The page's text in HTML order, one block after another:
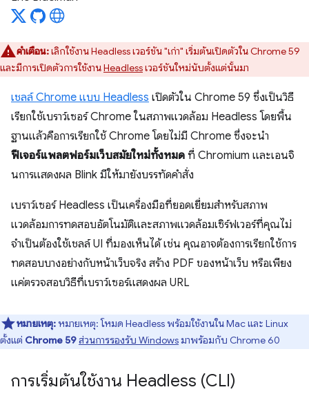
คำเตือน:เลิกใช้งาน Headless เวอร์ชัน "เก่า" เริ่มต้นเปิดตัวใน Chrome 59
และมีการเปิดตัวการใช้งานHeadlessเวอร์ชันใหม่นับตั้งแต่นั้นมา
เชลล์ Chrome แบบ Headless เปิดตัวใน Chrome 59 ซึ่งเป็นวิธี
เรียกใช้เบราว์เซอร์ Chrome ในสภาพแวดล้อม Headless โดยพื้น
ฐานแล้วคือการเรียกใช้ Chrome โดยไม่มี Chrome ซึ่งจะนำ
ฟีเจอร์แพลตฟอร์มเว็บสมัยใหม่ทั้งหมด ที่ Chromium และเอนจิ
นการแสดงผล Blink มีให้มายังบรรทัดคำสั่ง
เบราว์เซอร์ Headless เป็นเครื่องมือที่ยอดเยี่ยมสำหรับสภาพ
แวดล้อมการทดสอบอัตโนมัติและสภาพแวดล้อมเซิร์ฟเวอร์ที่คุณไม่
จำเป็นต้องใช้เชลล์ UI ที่มองเห็นได้ เช่น คุณอาจต้องการเรียกใช้การ
ทดสอบบางอย่างกับหน้าเว็บจริง สร้าง PDF ของหน้าเว็บ หรือเพียง
แค่ตรวจสอบวิธีที่เบราว์เซอร์แสดงผล URL
หมายเหตุ: หมายเหตุ: โหมด Headless พร้อมใช้งานใน Mac และ Linux
ตั้งแต่ Chrome 59ส่วนการรองรับ Windowsมาพร้อมกับ Chrome 60
การเริ่มต้นใช้งาน Headless (CLI)